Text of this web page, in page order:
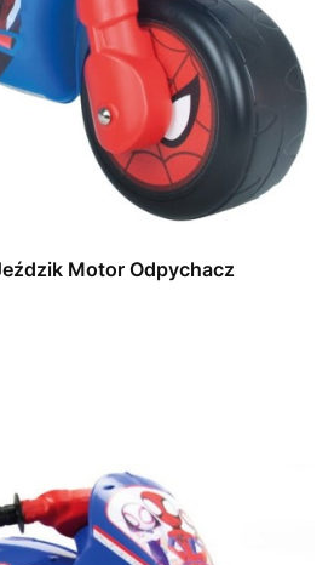
Motor Odpychacz